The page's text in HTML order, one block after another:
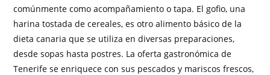
comúnmente como acompañamiento o tapa. El gofio, una
harina tostada de cereales, es otro alimento básico de la
dieta canaria que se utiliza en diversas preparaciones,
desde sopas hasta postres. La oferta gastronómica de
Tenerife se enriquece con sus pescados y mariscos frescos,